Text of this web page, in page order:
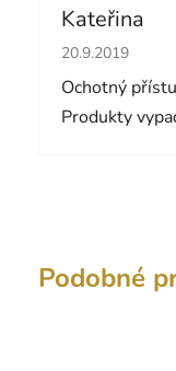
Kateřina
Hodnocení
20.9.2019
Ochotný
Produkty
Podobné